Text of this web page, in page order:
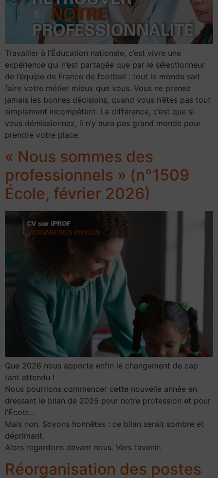
Travailler à l’Éducation nationale, c’est vivre une
expérience qui n’est partagée que par le sélectionneur
de l’équipe de France de football : tout le monde sait
faire votre métier mieux que vous. Vous ne prenez
jamais les bonnes décisions, quand vous n’êtes pas tout
simplement incompétent. La différence, c’est que si
vous démissionnez, il n’y aura pas grand monde pour
prendre votre place.
« Nous sommes des
professionnels » (n°1509
École, février 2026)
Que 2026 nous apporte enfin le changement de cap
tant attendu !
Nous pourrions commencer cette nouvelle année en
dressant le bilan de 2025 pour notre profession et pour
l’École…
Mais non. Soyons honnêtes : ce bilan serait sombre et
déprimant.
Alors regardons devant nous. Vers l’avenir.
Réorganisation des postes